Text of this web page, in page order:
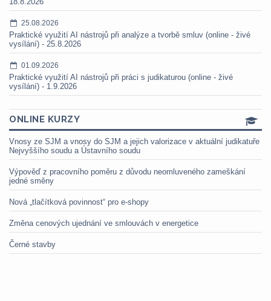
25.08.2026
Praktické využití AI nástrojů při analýze a tvorbě smluv (online - živé
vysílání) - 25.8.2026
01.09.2026
Praktické využití AI nástrojů při práci s judikaturou (online - živé
vysílání) - 1.9.2026
ONLINE KURZY
Vnosy ze SJM a vnosy do SJM a jejich valorizace v aktuální judikatuře
Nejvyššího soudu a Ústavního soudu
Výpověď z pracovního poměru z důvodu neomluveného zameškání
jedné směny
Nová „tlačítková povinnost“ pro e-shopy
Změna cenových ujednání ve smlouvách v energetice
Černé stavby